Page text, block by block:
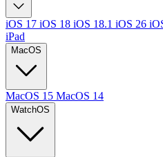
iOS 17 iOS 18 iOS 18.1 iOS 26
iPad
MacOS
MacOS 15 MacOS 14
WatchOS